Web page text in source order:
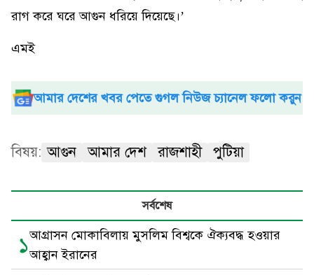
রাগ করে ঘরে আগুন ধরিয়ে দিয়েছে।’
এমই
আমার দেশের খবর পেতে গুগল নিউজ চ্যানেল ফলো করুন
বিষয়: আগুন আমার দেশ রাজশাহী পুটিয়া
সর্বশেষ
১আগ্রাসন মোকাবিলায় মুসলিম বিশ্বকে ঐক্যবদ্ধ হওয়ার
আহ্বান ইরানের